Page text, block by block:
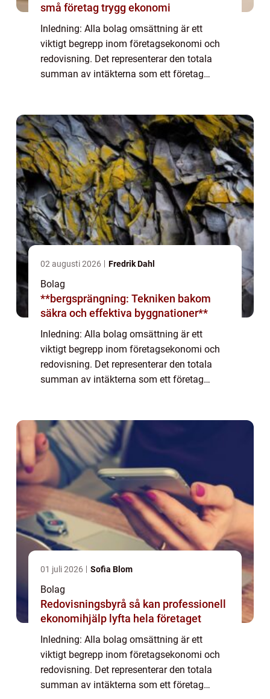
små företag trygg ekonomi
Inledning: Alla bolag omsättning är ett
viktigt begrepp inom företagsekonomi och
redovisning. Det representerar den totala
summan av intäkterna som ett företag
...
02 augusti 2026 Fredrik Dahl
Bolag
**bergsprängning: Tekniken bakom
säkra och effektiva byggnationer**
Inledning: Alla bolag omsättning är ett
viktigt begrepp inom företagsekonomi och
redovisning. Det representerar den totala
summan av intäkterna som ett företag
01 juli 2026 Sofia Blom
Bolag
Redovisningsbyrå så kan professionell
ekonomihjälp lyfta hela företaget
Inledning: Alla bolag omsättning är ett
viktigt begrepp inom företagsekonomi och
redovisning. Det representerar den totala
summan av intäkterna som ett företag